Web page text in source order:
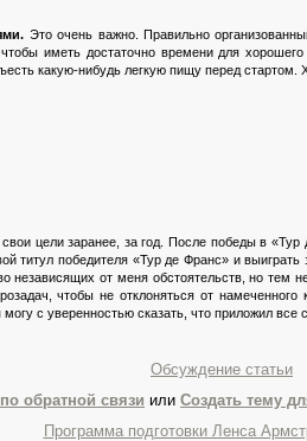
Это очень важно. Правильно
иметь достаточно времени для
какую-нибудь легкую пищу перед
цели заранее, за год. После победы в
титул победителя «Тур де Франс» и
независящих от меня обстоятельств, но тем
чтобы не отклоняться от
с уверенностью сказать, что приложил все
Обсуждение статьи
обратной связи или Создать тему
Программа подготовки Ленса